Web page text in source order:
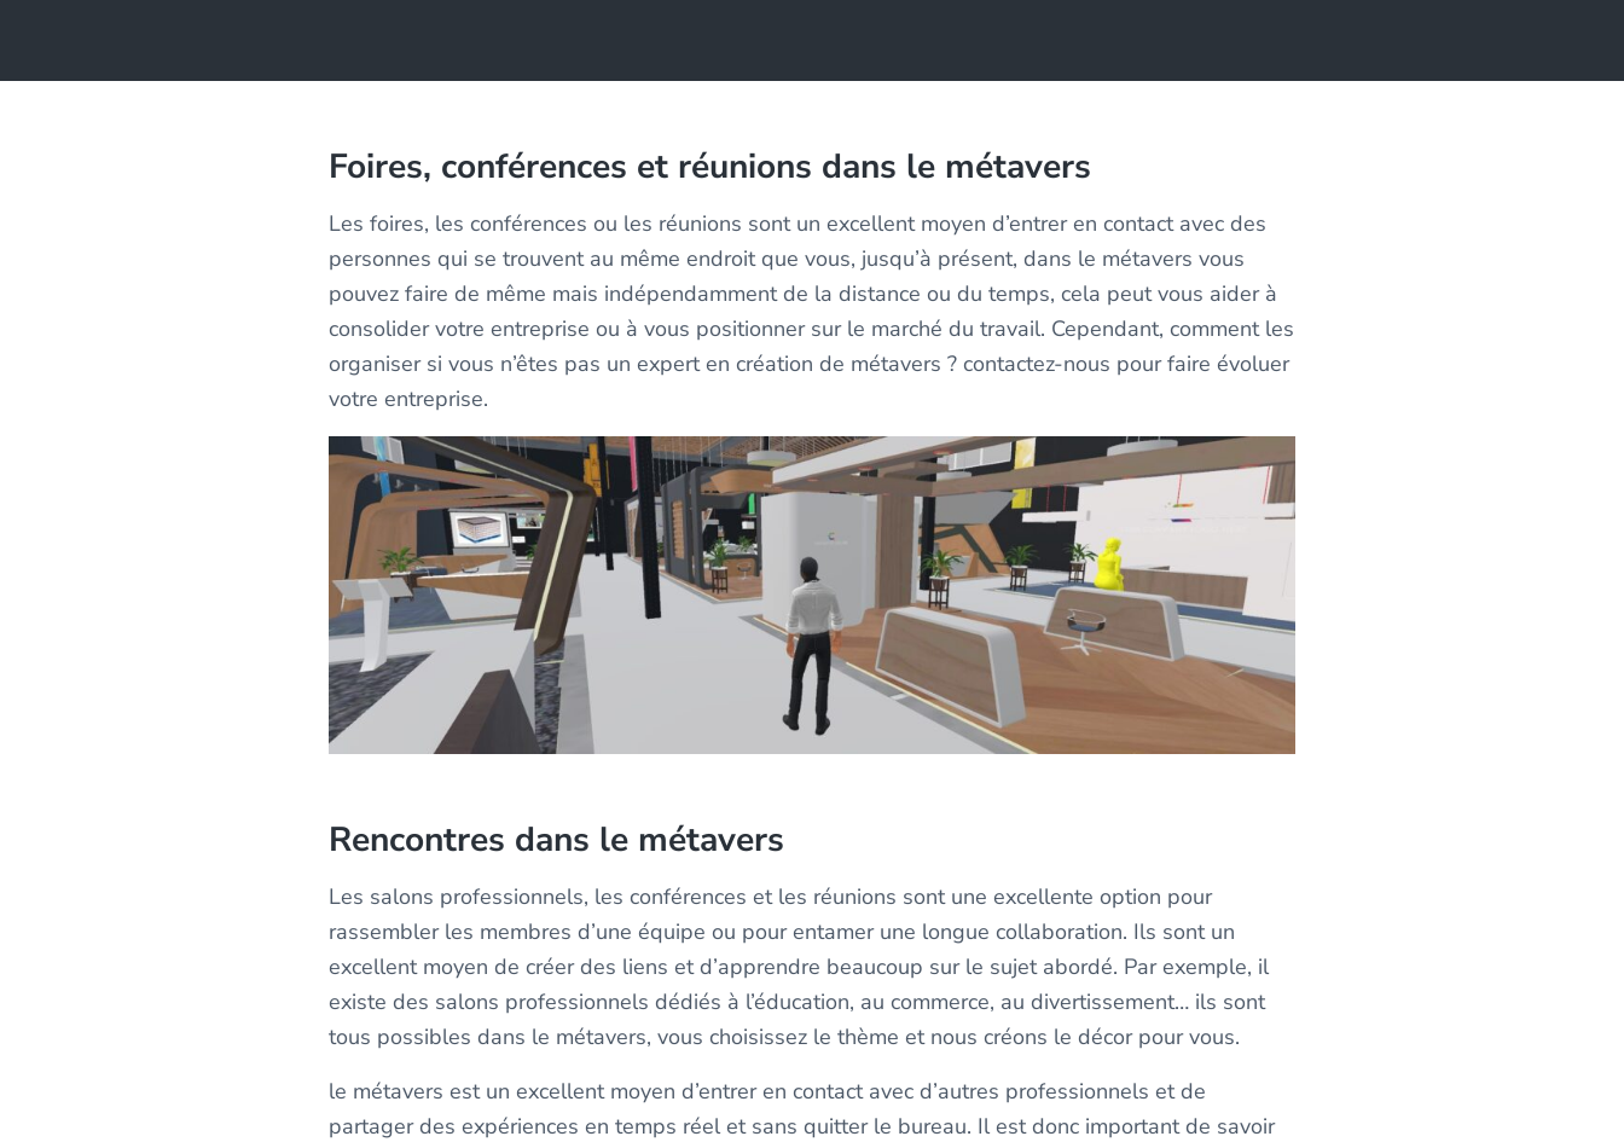
Foires, conférences et réunions dans le métavers
Les foires, les conférences ou les réunions sont un excellent moyen d’entrer en contact avec des
personnes qui se trouvent au même endroit que vous, jusqu’à présent, dans le métavers vous
pouvez faire de même mais indépendamment de la distance ou du temps, cela peut vous aider à
consolider votre entreprise ou à vous positionner sur le marché du travail. Cependant, comment les
organiser si vous n’êtes pas un expert en création de métavers ? contactez-nous pour faire évoluer
votre entreprise.
Rencontres dans le métavers
Les salons professionnels, les conférences et les réunions sont une excellente option pour
rassembler les membres d’une équipe ou pour entamer une longue collaboration. Ils sont un
excellent moyen de créer des liens et d’apprendre beaucoup sur le sujet abordé. Par exemple, il
existe des salons professionnels dédiés à l’éducation, au commerce, au divertissement… ils sont
tous possibles dans le métavers, vous choisissez le thème et nous créons le décor pour vous.
le métavers est un excellent moyen d’entrer en contact avec d’autres professionnels et de
partager des expériences en temps réel et sans quitter le bureau. Il est donc important de savoir